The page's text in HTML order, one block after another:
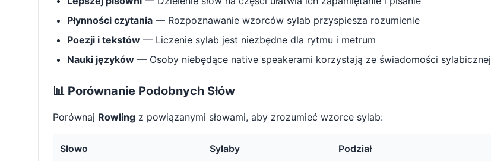
Płynności czytania — Rozpoznawanie wzorców sylab przyspiesza rozumienie
Poezji i tekstów — Liczenie sylab jest niezbędne dla rytmu i metrum
Nauki języków — Osoby niebędące native speakerami korzystają ze świadomości sylabicznej
📊 Porównanie Podobnych Słów
Porównaj Rowling z powiązanymi słowami, aby zrozumieć wzorce sylab:
Słowo Sylaby Podział